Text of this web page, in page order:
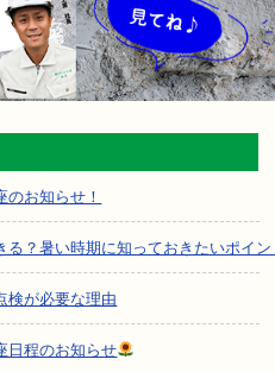
のお知らせ！
る？暑い時期に知っておきたいポイン
検が必要な理由
日程のお知らせ